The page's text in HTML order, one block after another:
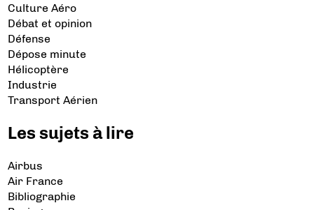
Culture Aéro
Débat et opinion
Défense
Dépose minute
Hélicoptère
Industrie
Transport Aérien
Les sujets à lire
Airbus
Air France
Bibliographie